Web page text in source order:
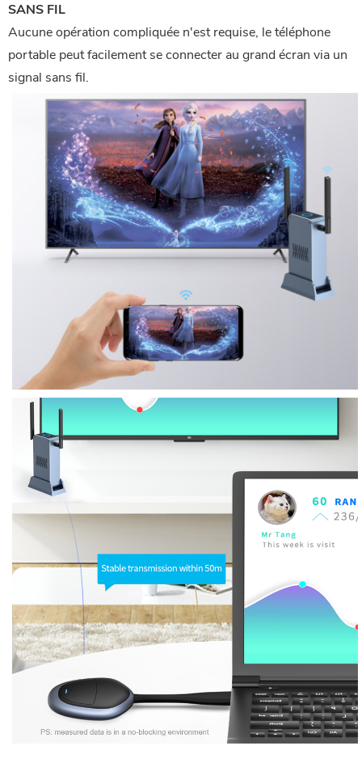
SANS FIL
Aucune opération compliquée n'est requise, le téléphone
portable peut facilement se connecter au grand écran via un
signal sans fil.